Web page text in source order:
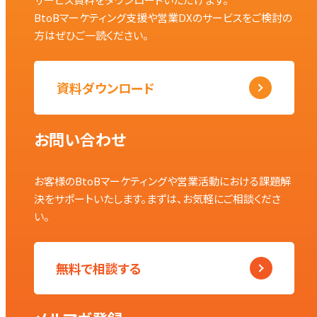
BtoBマーケティング支援や営業DXのサービスをご検討の
方はぜひご一読ください。
資料ダウンロード
お問い合わせ
お客様のBtoBマーケティングや営業活動における課題解
決をサポートいたします。まずは、お気軽にご相談くださ
い。
無料で相談する